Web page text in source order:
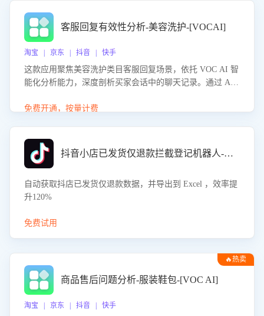
客服回复有效性分析-美容洗护-[VOCAI]
淘宝 | 京东 | 抖音 | 快手
这款应用聚焦美容洗护类目客服回复场景，依托 VOC AI 智
能化分析能力，深度剖析买家会话中的聊天记录。通过 AI
答的有效性与完整性，输出针对性改进策略，助力商家快速
免费开通，按量计费
抖音小店已发货仅退款拦截登记机器人-八爪鱼
自动获取抖店已发货仅退款数据，并导出到 Excel ，效率提
升120%
免费试用
🔥热卖
商品售后问题分析-服装鞋包-[VOC AI]
淘宝 | 京东 | 抖音 | 快手